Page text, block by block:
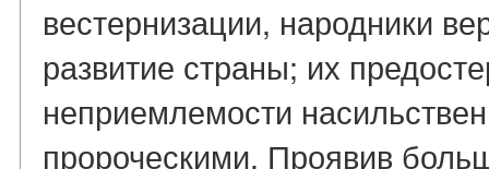
вестернизации, народники
развитие страны; их
неприемлемости
пророческими. Проявив